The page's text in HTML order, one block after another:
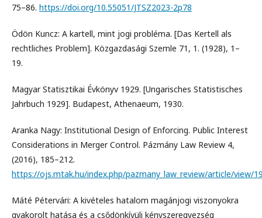
75–86. https://doi.org/10.55051/JTSZ2023-2p78
Ödön Kuncz: A kartell, mint jogi probléma. [Das Kertell als
rechtliches Problem]. Közgazdasági Szemle 71, 1. (1928), 1–
19.
Magyar Statisztikai Évkönyv 1929. [Ungarisches Statistisches
Jahrbuch 1929]. Budapest, Athenaeum, 1930.
Aranka Nagy: Institutional Design of Enforcing. Public Interest
Considerations in Merger Control. Pázmány Law Review 4,
(2016), 185–212.
https://ojs.mtak.hu/index.php/pazmany_law_review/article/view/
Máté Pétervári: A kivételes hatalom magánjogi viszonyokra
gyakorolt hatása és a csődönkívüli kényszeregyezség